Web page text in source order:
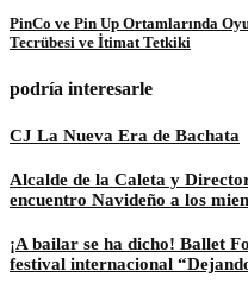
PinCo ve Pin Up Ortamlarında
Tecrübesi ve İtimat Tetkiki
podría interesarle
CJ La Nueva Era de Bachata
Alcalde de la Caleta y
encuentro Navideño a los
¡A bailar se ha dicho! Ballet
festival internacional